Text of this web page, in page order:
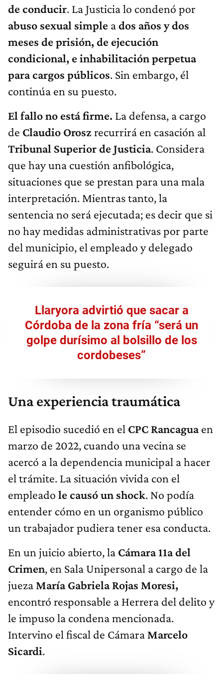
de conducir. La Justicia lo condenó por
abuso sexual simple ados años y dos
meses de prisión, de ejecución
condicional, e inhabilitación perpetua
para cargos públicos. Sin embargo, él
continúa en su puesto.
El fallo no está firme. La defensa, a cargo
de Claudio Oroszrecurrirá en casación al
Tribunal Superior de Justicia. Considera
que hay una cuestión anfibológica,
situaciones que se prestan para una mala
interpretación. Mientras tanto, la
sentencia no será ejecutada; es decir que si
no hay medidas administrativas por parte
del municipio, el empleado y delegado
seguirá en su puesto.
Llaryora advirtió que sacar a
Córdoba de la zona fría “será un
golpe durísimo al bolsillo de los
cordobeses”
Una experiencia traumática
El episodio sucedió en el CPC Rancaguaen
marzo de 2022, cuando una vecina se
acercó a la dependencia municipal a hacer
el trámite. La situación vivida con el
empleado le causó un shock. No podía
entender cómo en un organismo público
un trabajador pudiera tener esa conducta.
En un juicio abierto, la Cámara 11a del
Crimen, en Sala Unipersonal a cargo de la
jueza María Gabriela Rojas Moresi,
encontró responsable a Herrera del delito y
le impuso la condena mencionada.
Intervino el fiscal de Cámara Marcelo
Sicardi.